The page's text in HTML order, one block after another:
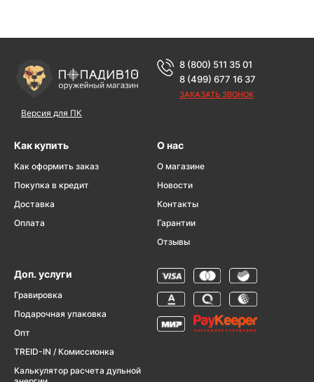
Версия для ПК
8 (800) 511 35 01
8 (499) 677 16 37
ЗАКАЗАТЬ ЗВОНОК
Как купить
Как оформить заказ
Покупка в кредит
Доставка
Оплата
О нас
О магазине
Новости
Контакты
Гарантии
Отзывы
Доп. услуги
Гравировка
Подарочная упаковка
Опт
TREID-IN / Комиссионка
Калькулятор расчета дульной